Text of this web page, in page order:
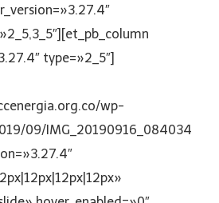
type=»2_5″]
wp-
09/IMG_20190916_084034